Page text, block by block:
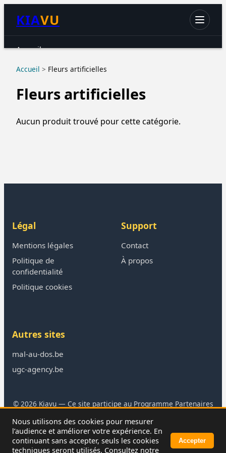
KIAVU
Accueil
Chats
Petits animaux
Oiseaux
Accueil > Fleurs artificielles
Fleurs artificielles
Aucun produit trouvé pour cette catégorie.
Légal
Mentions légales
Politique de
confidentialité
Politique cookies
Support
Contact
À propos
Autres sites
mal-au-dos.be
ugc-agency.be
© 2026 Kiavu — Ce site participe au Programme Partenaires
En tant que Partenaire Amazon, je réalise un bénéfice sur les
achats remplissant les conditions requises.
Nous utilisons des cookies pour mesurer
l’audience et améliorer votre expérience. En
continuant sans accepter, seuls les cookies
techniques seront utilisés. Consultez notre
Accepter